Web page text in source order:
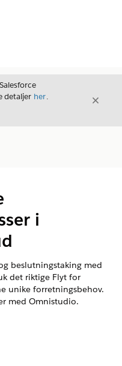
detaljer her.
Avslutt
i
beslutningstaking med
det riktige Flyt for
unike forretningsbehov.
med Omnistudio.